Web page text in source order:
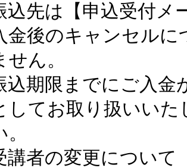
先は【申込受付メ
金後のキャンセル
せん。
期限までにご入金
してお取り扱いい
者の変更について